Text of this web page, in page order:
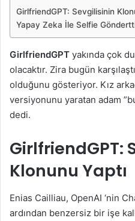
GirlfriendGPT: Sevgilisinin
Yapay Zeka İle Selfie
GirlfriendGPT yakında çok
olacaktır. Zira bugün
olduğunu gösteriyor. Kız
versiyonunu yaratan adam
dedi.
GirlfriendGPT:
Klonunu Yaptı
Enias Cailliau, OpenAI ‘nin
ardından benzersiz bir işe